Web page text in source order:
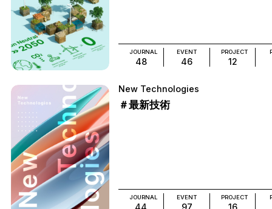
JOURNAL
48
EVENT
46
PROJECT
12
New Technologies
＃最新技術
JOURNAL
44
EVENT
97
PROJECT
16